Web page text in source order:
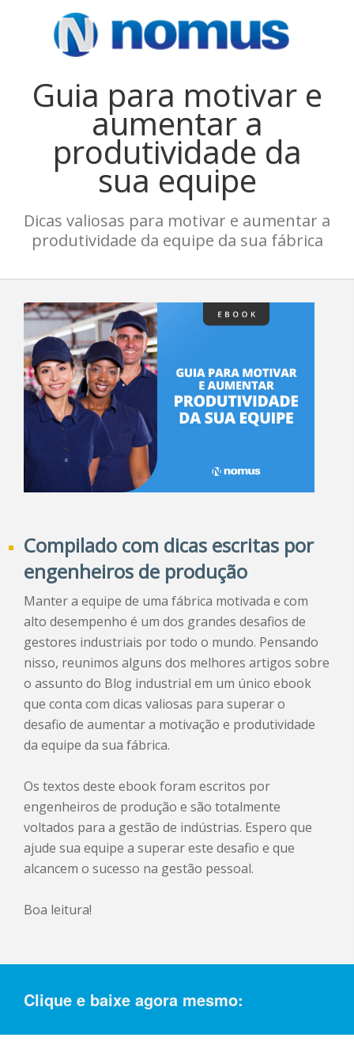
Guia para motivar e
aumentar a
produtividade da
sua equipe
Dicas valiosas para motivar e aumentar a
produtividade da equipe da sua fábrica
Compilado com dicas escritas por
engenheiros de produção
Manter a equipe de uma fábrica motivada e com
alto desempenho é um dos grandes desafios de
gestores industriais por todo o mundo. Pensando
nisso, reunimos alguns dos melhores artigos sobre
o assunto do Blog industrial em um único ebook
que conta com dicas valiosas para superar o
desafio de aumentar a motivação e produtividade
da equipe da sua fábrica.
Os textos deste ebook foram escritos por
engenheiros de produção e são totalmente
voltados para a gestão de indústrias. Espero que
ajude sua equipe a superar este desafio e que
alcancem o sucesso na gestão pessoal.
Boa leitura!
Clique e baixe agora mesmo: